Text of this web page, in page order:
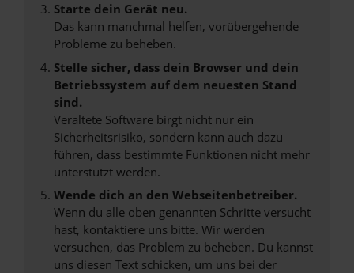
Starte dein Gerät neu.
Das kann manchmal helfen, vorübergehende
Probleme zu beheben.
Stelle sicher, dass dein Browser und dein
Betriebssystem auf dem neuesten Stand
sind.
Veraltete Software birgt nicht nur ein
Sicherheitsrisiko, sondern kann auch dazu
führen, dass bestimmte Funktionen nicht mehr
unterstützt werden.
Wende dich an den Webseitenbetreiber.
Wenn du alle oben genannten Schritte versucht
hast, kontaktiere uns bitte. Wir werden
versuchen, das Problem zu beheben. Du kannst
uns diesen Text schicken, um uns bei der